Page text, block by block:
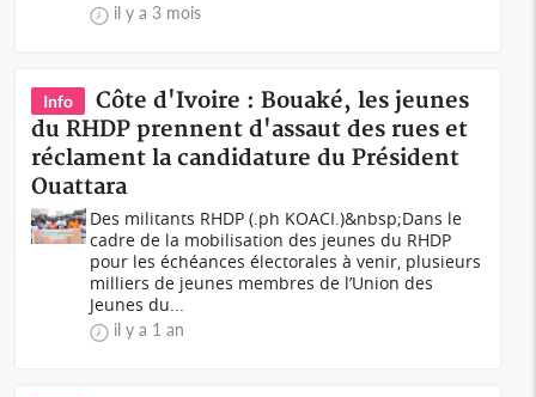
il y a 3 mois
Info
Côte d'Ivoire : Bouaké, les jeunes
du RHDP prennent d'assaut des rues et
réclament la candidature du Président
Ouattara
Des militants RHDP (.ph KOACI.)&nbsp;Dans le
cadre de la mobilisation des jeunes du RHDP
pour les échéances électorales à venir, plusieurs
milliers de jeunes membres de l’Union des
Jeunes du...
il y a 1 an